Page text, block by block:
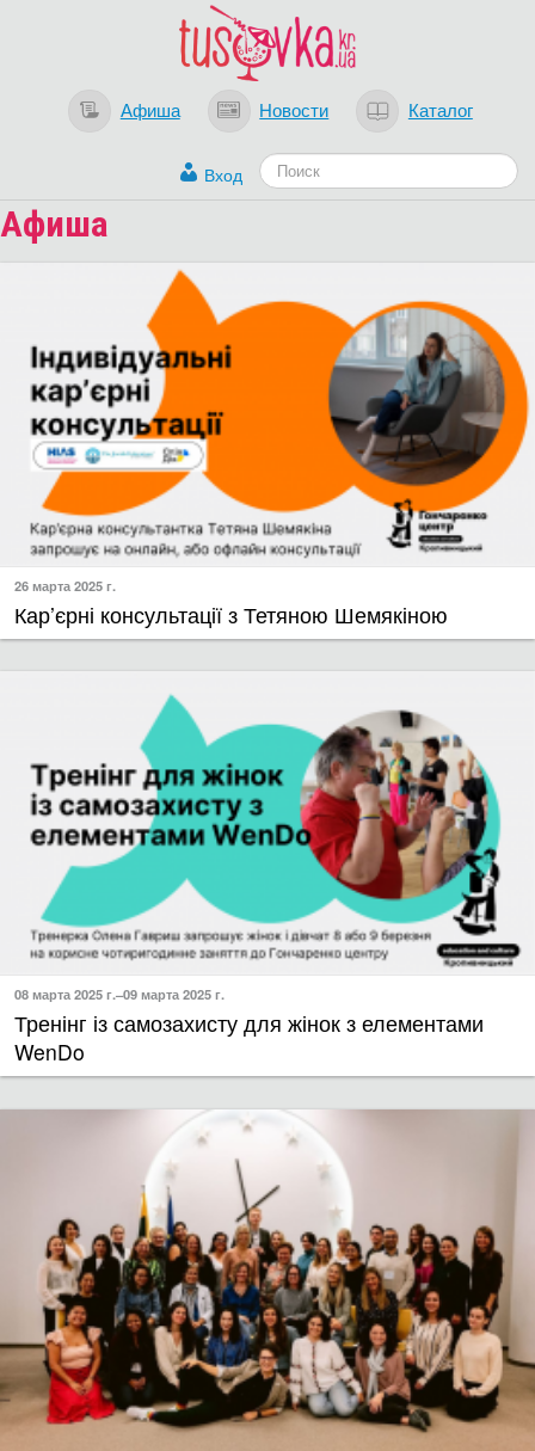
Афиша Новости Каталог
Вход
Афиша
26 марта 2025 г.
Кар’єрні консультації з Тетяною Шемякіною
08 марта 2025 г.–09 марта 2025 г.
​Тренінг із самозахисту для жінок з елементами
WenDo